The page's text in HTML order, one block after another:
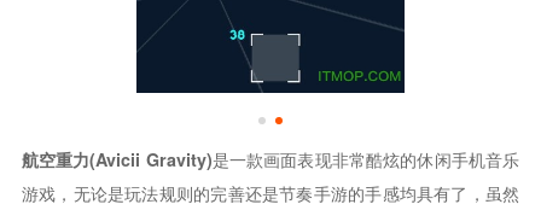
航空重力(Avicii Gravity)是一款画面表现非常酷炫的休闲手机音乐
游戏，无论是玩法规则的完善还是节奏手游的手感均具有了，虽然